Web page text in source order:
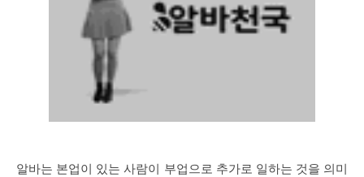
알바는 본업이 있는 사람이 부업으로 추가로 일하는 것을 의미